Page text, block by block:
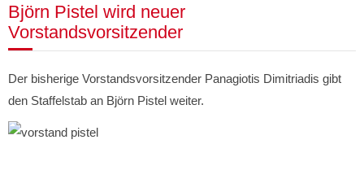
Björn Pistel wird neuer
Vorstandsvorsitzender
Der bisherige Vorstandsvorsitzender Panagiotis Dimitriadis gibt
den Staffelstab an Björn Pistel weiter.